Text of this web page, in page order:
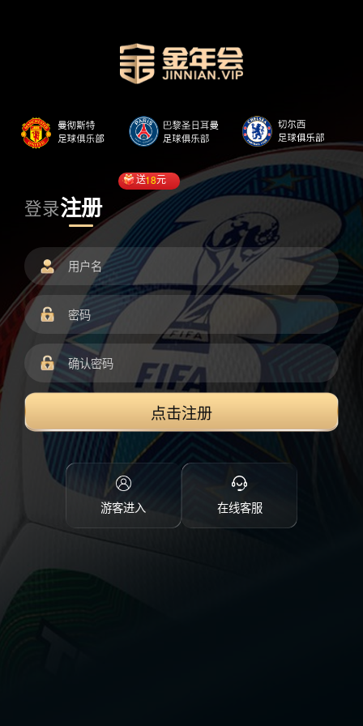
登录注册
送18元
点击注册
游客进入 在线客服